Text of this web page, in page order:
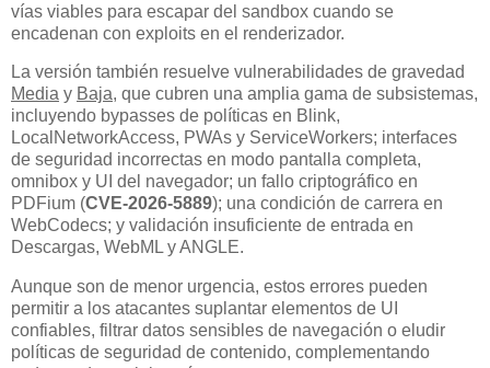
vías viables para escapar del sandbox cuando se
encadenan con exploits en el renderizador.
La versión también resuelve vulnerabilidades de gravedad
Media y Baja, que cubren una amplia gama de subsistemas,
incluyendo bypasses de políticas en Blink,
LocalNetworkAccess, PWAs y ServiceWorkers; interfaces
de seguridad incorrectas en modo pantalla completa,
omnibox y UI del navegador; un fallo criptográfico en
PDFium (CVE-2026-5889); una condición de carrera en
WebCodecs; y validación insuficiente de entrada en
Descargas, WebML y ANGLE.
Aunque son de menor urgencia, estos errores pueden
permitir a los atacantes suplantar elementos de UI
confiables, filtrar datos sensibles de navegación o eludir
políticas de seguridad de contenido, complementando